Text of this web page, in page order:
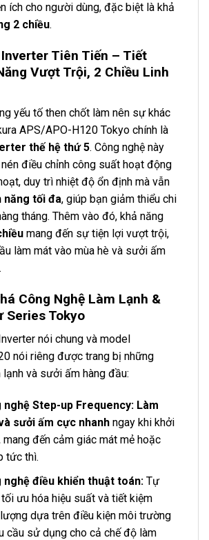
ích cho người dùng, đặc biệt là khả
2 chiều.
Tiên Tiến – Tiết
Vượt Trội, 2 Chiều Linh
yếu tố then chốt làm nên sự khác
APS/APO-H120 Tokyo chính là
thế hệ thứ 5. Công nghệ này
điều chỉnh công suất hoạt động
duy trì nhiệt độ ổn định mà vẫn
tối đa, giúp bạn giảm thiểu chi
tháng. Thêm vào đó, khả năng
mang đến sự tiện lợi vượt trội,
làm mát vào mùa hè và sưởi ấm
Công Nghệ Làm Lạnh &
Series Tokyo
nói chung và model
nói riêng được trang bị những
lạnh và sưởi ấm hàng đầu:
nghệ Step-up Frequency: Làm
sưởi ấm cực nhanhngay khi khởi
mang đến cảm giác mát mẻ hoặc
tức thì.
nghệ điều khiển thuật toán:Tự
ưu hóa hiệu suất và tiết kiệm
dựa trên điều kiện môi trường
cầu sử dụng cho cả chế độ làm